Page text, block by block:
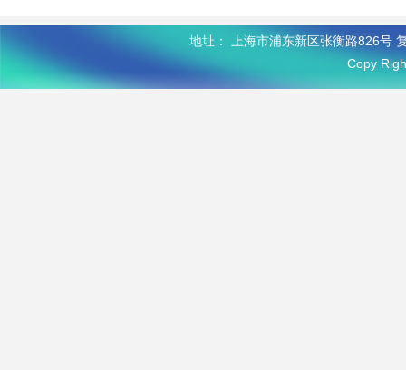
地址： 上海市浦东新区张衡路826
Copy